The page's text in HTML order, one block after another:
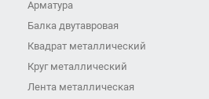
Арматура
Балка двутавровая
Квадрат металлический
Круг металлический
Лента металлическая